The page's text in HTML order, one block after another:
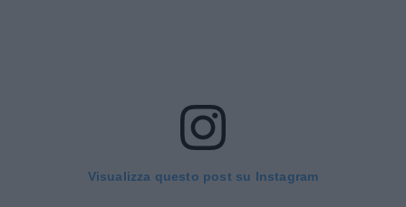
Visualizza questo post su Instagram